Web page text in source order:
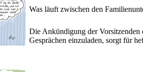
Was läuft zwischen den
Die Ankündigung der Vorsitzenden
Gesprächen einzuladen, sorgt für